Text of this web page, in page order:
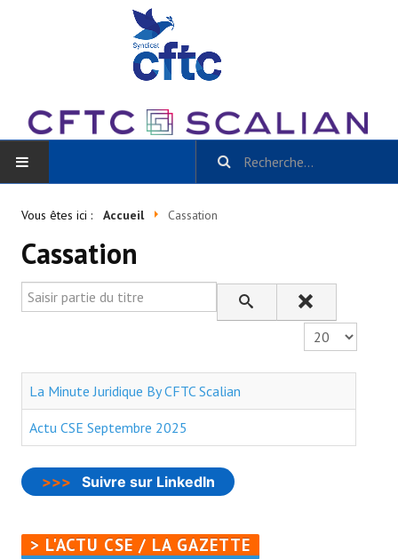
BLOG
Toutes les catégories
- - Slidehow Actu CSE et +
- - Slidehow La Gazette SCALIAN
- Accords d'Entreprise
- Le Bistrot
Vous êtes ici : Accueil Cassation
Cassation
Saisir partie du titre
Affichage #
La Minute Juridique By CFTC Scalian
Actu CSE Septembre 2025
>>> Suivre sur LinkedIn
> L'ACTU CSE / LA GAZETTE